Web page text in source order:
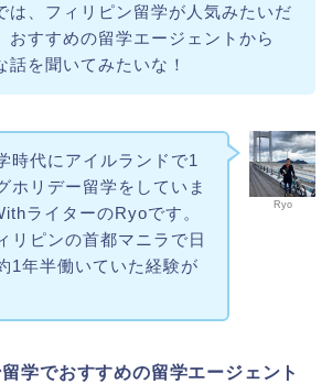
は、フィリピン留学が人気みたいだ
おすすめの留学エージェントから
話を聞いてみたいな！
Ryo
時代にアイルランドで1
ホリデー留学をしていま
ライターのRyoです。
リピンの首都マニラで日
1年半働いていた経験が
学でおすすめの留学エージェント